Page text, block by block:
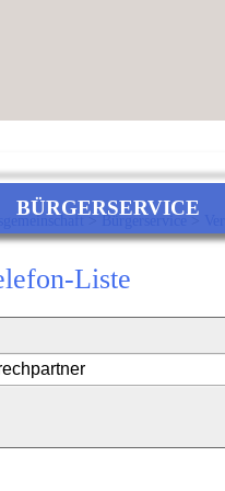
BÜRGERSERVICE
>Bürgerservice>
Liste